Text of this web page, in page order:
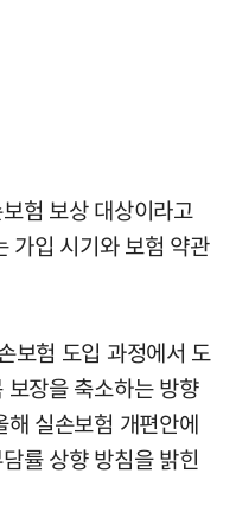
험 보상 대상이라고
가입 시기와 보험 약관
보험 도입 과정에서 도
장을 축소하는 방향
실손보험 개편안에
률 상향 방침을 밝힌